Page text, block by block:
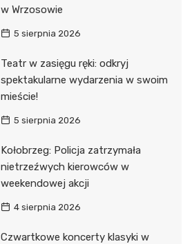
w Wrzosowie
5 sierpnia 2026
Teatr w zasięgu ręki: odkryj
spektakularne wydarzenia w swoim
mieście!
5 sierpnia 2026
Kołobrzeg: Policja zatrzymała
nietrzeźwych kierowców w
weekendowej akcji
4 sierpnia 2026
Czwartkowe koncerty klasyki w